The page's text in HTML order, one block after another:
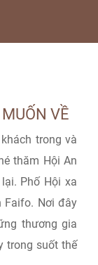
VỀ
trong và
thăm Hội An
Phố Hội xa
Faifo. Nơi đây
thương gia
trong suốt thế